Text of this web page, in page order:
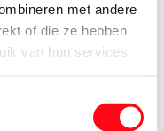
met andere
of die ze hebben
van hun services.